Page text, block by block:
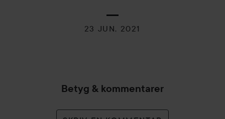
23 JUN, 2021
Betyg & kommentarer